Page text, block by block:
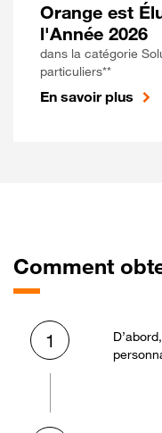
Orange est
l'Année 2026
dans la catégorie
particuliers**
En savoir plus
Comment
1